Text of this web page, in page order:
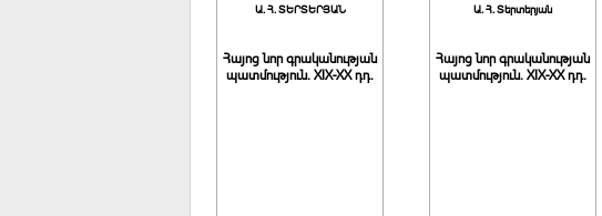
Ա. Հ. ՏԵՐՏԵՐՅԱՆ
Հայոց նոր գրականության
պատմություն. XIX-XX դդ.
Ա. Հ. Տերտերյան
Հայոց նոր գրականության
պատմություն. XIX-XX դդ.